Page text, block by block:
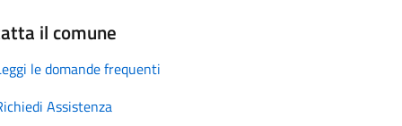
il comune
le domande frequenti
Assistenza